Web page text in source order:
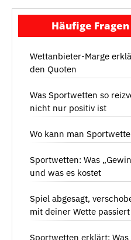
Häufige
Wettanbieter-Marge
den Quoten
Was Sportwetten so
nicht nur positiv ist
Wo kann man
Sportwetten: Was
und was es kostet
Spiel abgesagt,
mit deiner Wette passiert
Sportwetten erklärt: